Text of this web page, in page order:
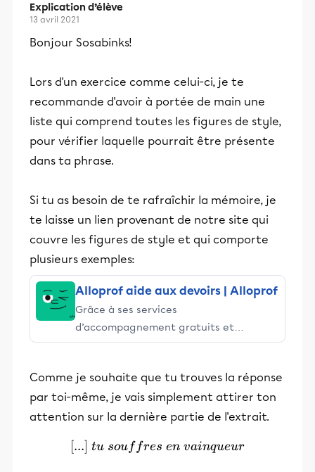
Explication d’élève
13 avril 2021
Bonjour Sosabinks!
Lors d'un exercice comme celui-ci, je te
recommande d'avoir à portée de main une
liste qui comprend toutes les figures de style,
pour vérifier laquelle pourrait être présente
dans ta phrase.
Si tu as besoin de te rafraîchir la mémoire, je
te laisse un lien provenant de notre site qui
couvre les figures de style et qui comporte
plusieurs exemples:
Alloprof aide aux devoirs | Alloprof
Grâce à ses services
d’accompagnement gratuits et
stimulants, Alloprof engage les élèves
éducative.
Comme je souhaite que tu trouves la réponse
par toi-même, je vais simplement attirer ton
attention sur la dernière partie de l'extrait.
[...]\ tu\ souffres\ en\
[...] tu souffres en vainqueur